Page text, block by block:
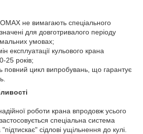
не вимагають спеціального
для довготривалого періоду
умовах;
експлуатації кульового крана
25 років;
повний цикл випробувань, що гарантує
роботи крана впродовж усього
спеціальна система
сідлові ущільнення до кулі.